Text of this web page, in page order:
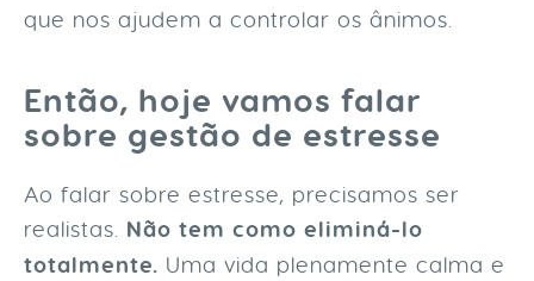
que nos ajudem a controlar os ânimos.
Então, hoje vamos falar
sobre gestão de estresse
Ao falar sobre estresse, precisamos ser
realistas. Não tem como eliminá-lo
totalmente. Uma vida plenamente calma e